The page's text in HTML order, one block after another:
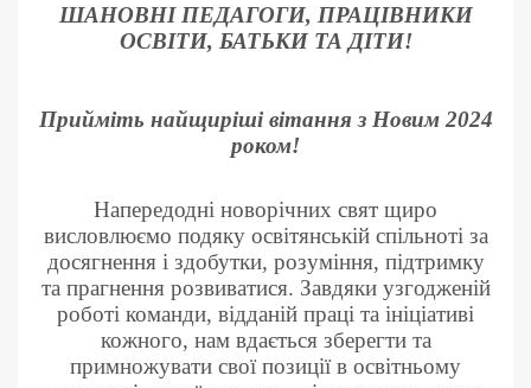
ШАНОВНІ ПЕДАГОГИ, ПРАЦІВНИКИ
ОСВІТИ, БАТЬКИ ТА ДІТИ!
Прийміть найщиріші вітання з Новим 2024
роком!
Напередодні новорічних свят щиро
висловлюємо подяку освітянській спільноті за
досягнення і здобутки, розуміння, підтримку
та прагнення розвиватися. Завдяки узгодженій
роботі команди, відданій праці та ініціативі
кожного, нам вдається зберегти та
примножувати свої позиції в освітньому